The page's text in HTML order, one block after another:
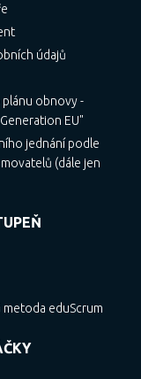
údajů
obnovy -
EU"
jednání podle
(dále jen
eduScrum